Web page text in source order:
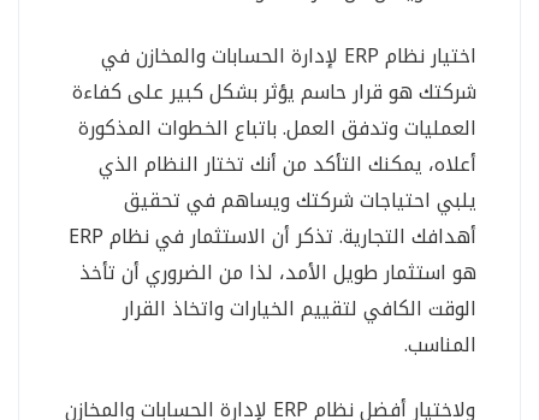
اختيار نظام ERP لإدارة الحسابات والمخازن في
شركتك هو قرار حاسم يؤثر بشكل كبير على كفاءة
العمليات وتدفق العمل. باتباع الخطوات المذكورة
أعلاه، يمكنك التأكد من أنك تختار النظام الذي
يلبي احتياجات شركتك ويساهم في تحقيق
أهدافك التجارية. تذكر أن الاستثمار في نظام ERP
هو استثمار طويل الأمد، لذا من الضروري أن تأخذ
الوقت الكافي لتقييم الخيارات واتخاذ القرار
المناسب.
ولاختيار أفضل نظام ERP لإدارة الحسابات والمخازن